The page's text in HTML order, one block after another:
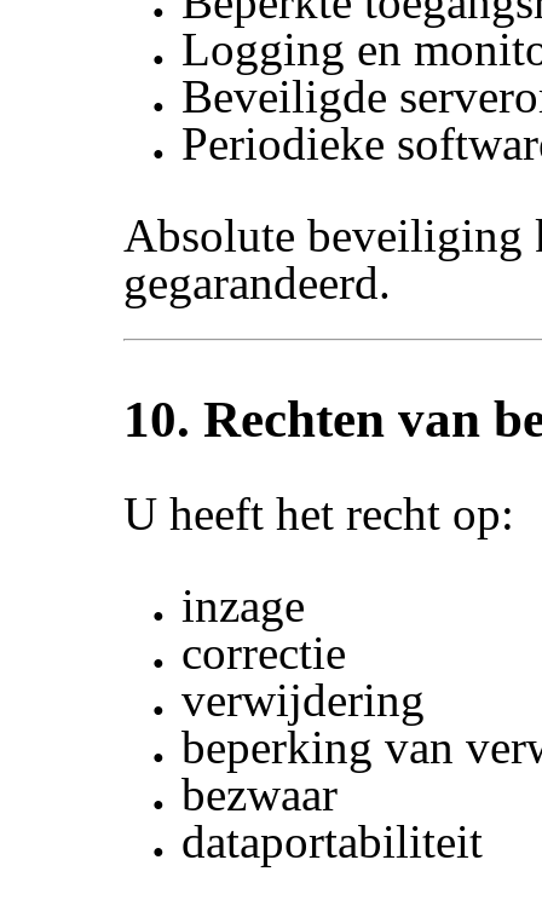
Logging en
Beveiligde
Periodieke
Absolute beveiliging
gegarandeerd.
10. Rechten van
U heeft het recht op:
inzage
correctie
verwijdering
beperking van
bezwaar
dataportabiliteit